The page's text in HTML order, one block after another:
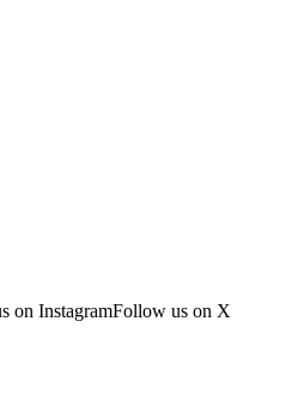
on InstagramFollow us on X